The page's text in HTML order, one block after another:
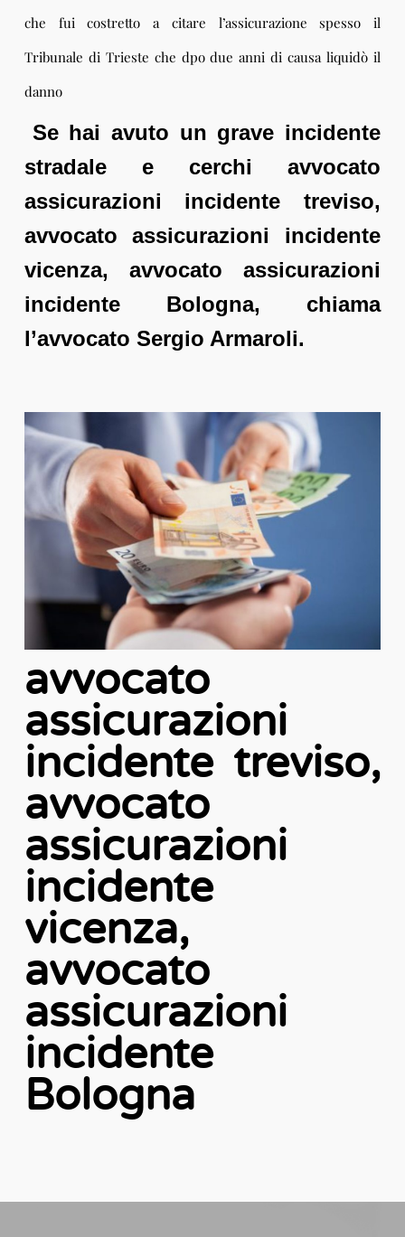
che fui costretto a citare l’assicurazione spesso il
Tribunale di Trieste che dpo due anni di causa liquidò il
danno
Se hai avuto un grave incidente
stradale e cerchi avvocato
assicurazioni incidente treviso,
avvocato assicurazioni incidente
vicenza, avvocato assicurazioni
incidente Bologna, chiama
l’avvocato Sergio Armaroli.
avvocato
assicurazioni
incidente treviso,
avvocato
assicurazioni
incidente
vicenza,
avvocato
assicurazioni
incidente
Bologna